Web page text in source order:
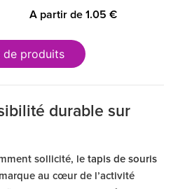
A partir de 1.05 €
de produits
durable sur
sollicité, le tapis de souris
au cœur de l’activité